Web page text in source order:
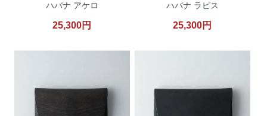
ハバナ アケロ
25,300円
ハバナ ラピス
25,300円